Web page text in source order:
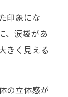
印象にな
、涙袋があ
きく見える
の立体感が